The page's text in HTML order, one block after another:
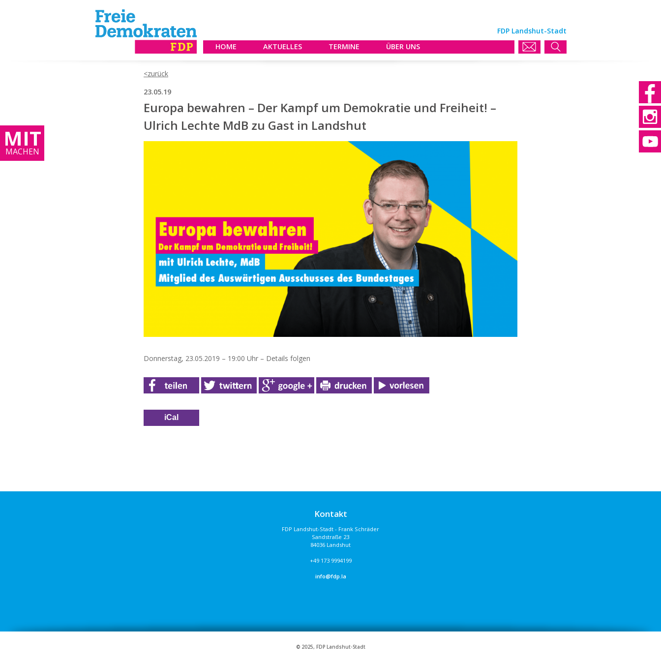
FDP Landshut-Stadt
HOME
AKTUELLES TERMINE ÜBER UNS
MIT
MACHEN
23.05.19
Europa bewahren – Der Kampf um Demokratie und Freiheit! –
Ulrich Lechte MdB zu Gast in Landshut
Donnerstag, 23.05.2019 – 19:00 Uhr – Details folgen
iCal
Kontakt
FDP Landshut-Stadt - Frank Schräder
Sandstraße 23
84036 Landshut
+49 173 9994199
info@fdp.la
© 2025, FDP Landshut-Stadt